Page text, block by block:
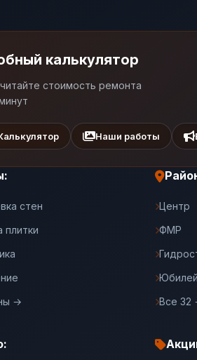
калькулятор
стоимость ремонта
Наши работы
стен
плитки
→
Центр
ФМР
Все 32